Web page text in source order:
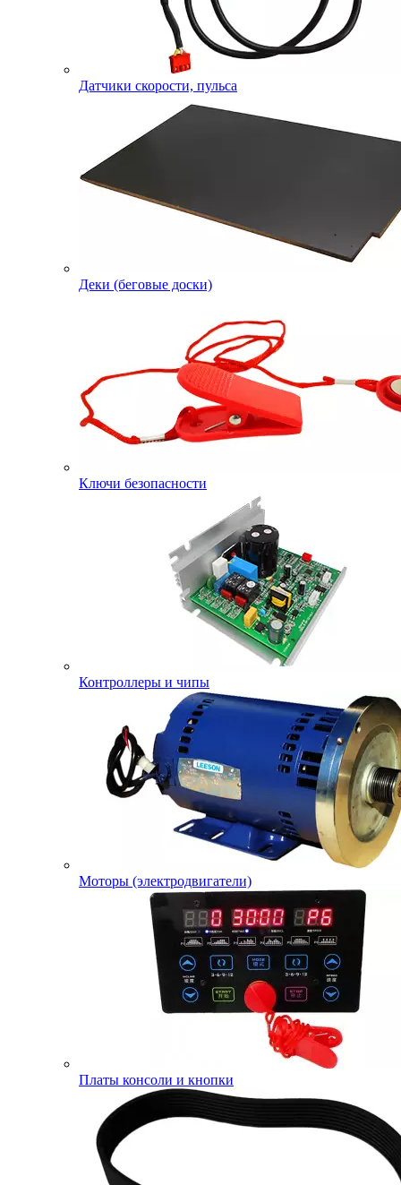
Датчики скорости, пульса
Деки (беговые доски)
Ключи безопасности
Контроллеры и чипы
Моторы (электродвигатели)
Платы консоли и кнопки